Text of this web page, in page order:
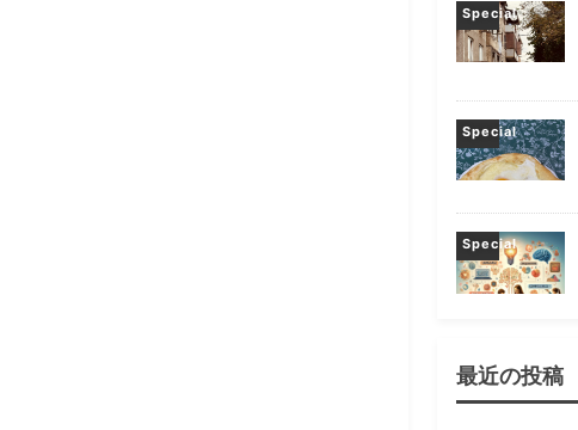
Special
Special
Special
最近の投稿